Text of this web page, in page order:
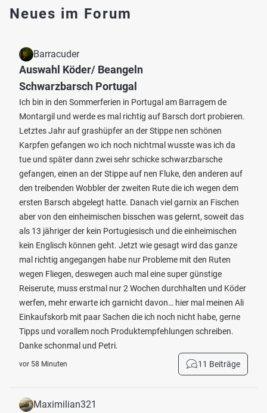
Neues im Forum
Barracuder
Auswahl Köder/ Beangeln
Schwarzbarsch Portugal
Ich bin in den Sommerferien in Portugal am Barragem de
Montargil und werde es mal richtig auf Barsch dort probieren.
Letztes Jahr auf grashüpfer an der Stippe nen schönen
Karpfen gefangen wo ich noch nichtmal wusste was ich da
tue und später dann zwei sehr schicke schwarzbarsche
gefangen, einen an der Stippe auf nen Fluke, den anderen auf
den treibenden Wobbler der zweiten Rute die ich wegen dem
ersten Barsch abgelegt hatte. Danach viel garnix an Fischen
aber von den einheimischen bisschen was gelernt, soweit das
als 13 jähriger der kein Portugiesisch und die einheimischen
kein Englisch können geht. Jetzt wie gesagt wird das ganze
mal richtig angegangen habe nur Probleme mit den Ruten
wegen Fliegen, deswegen auch mal eine super günstige
Reiserute, muss erstmal nur 2 Wochen durchhalten und Köder
werfen, mehr erwarte ich garnicht davon… hier mal meinen Ali
Einkaufskorb mit paar Sachen die ich noch nicht habe, gerne
Tipps und vorallem noch Produktempfehlungen schreiben.
Danke schonmal und Petri.
vor 58 Minuten 11 Beiträge
Maximilian321